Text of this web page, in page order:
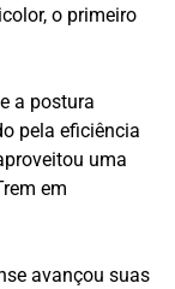
o primeiro
a postura
pela eficiência
uma
em
avançou suas